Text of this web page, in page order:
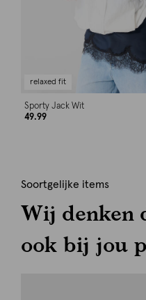
relaxed fit
Sporty Jack Wit
49.99
Soortgelijke items
Wij denken
ook bij jou